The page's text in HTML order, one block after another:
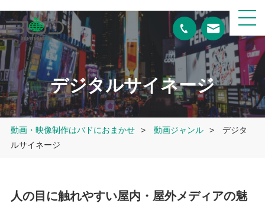
デジタルサイネージ​
動画・映像制作はバドにおまかせ > 動画ジャンル >
デジタ
ルサイネージ
人の目に触れやすい屋内・屋外メディアの魅